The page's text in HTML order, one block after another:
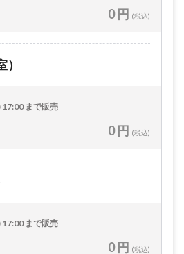
0 円 (税込)
まで販売
0 円 (税込)
まで販売
0 円 (税込)